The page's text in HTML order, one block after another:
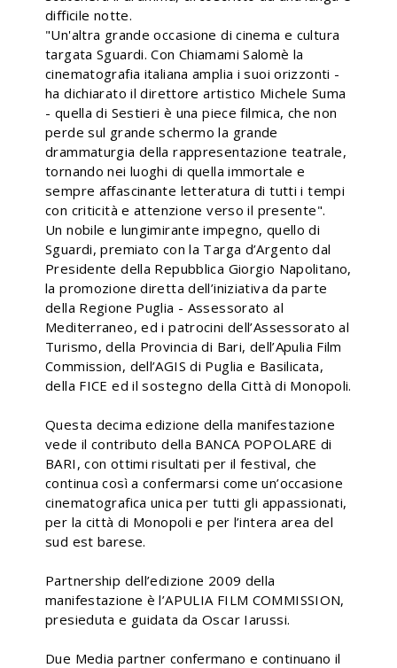
difficile notte.
"Un'altra grande occasione di cinema e cultura
targata Sguardi. Con Chiamami Salomè la
cinematografia italiana amplia i suoi orizzonti -
ha dichiarato il direttore artistico Michele Suma
- quella di Sestieri è una piece filmica, che non
perde sul grande schermo la grande
drammaturgia della rappresentazione teatrale,
tornando nei luoghi di quella immortale e
sempre affascinante letteratura di tutti i tempi
con criticità e attenzione verso il presente".
Un nobile e lungimirante impegno, quello di
Sguardi, premiato con la Targa d’Argento dal
Presidente della Repubblica Giorgio Napolitano,
la promozione diretta dell’iniziativa da parte
della Regione Puglia - Assessorato al
Mediterraneo, ed i patrocini dell’Assessorato al
Turismo, della Provincia di Bari, dell’Apulia Film
Commission, dell’AGIS di Puglia e Basilicata,
della FICE ed il sostegno della Città di Monopoli.
Questa decima edizione della manifestazione
vede il contributo della BANCA POPOLARE di
BARI, con ottimi risultati per il festival, che
continua così a confermarsi come un’occasione
cinematografica unica per tutti gli appassionati,
per la città di Monopoli e per l’intera area del
sud est barese.
Partnership dell’edizione 2009 della
manifestazione è l’APULIA FILM COMMISSION,
presieduta e guidata da Oscar Iarussi.
Due Media partner confermano e continuano il